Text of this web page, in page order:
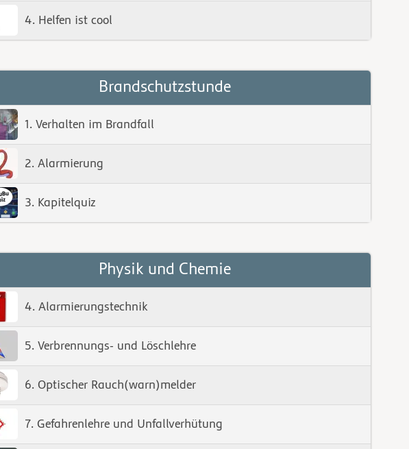
4. Helfen ist cool
Brandschutzstunde
1. Verhalten im Brandfall
2. Alarmierung
3. Kapitelquiz
Physik und Chemie
4. Alarmierungstechnik
5. Verbrennungs- und Löschlehre
6. Optischer Rauch(warn)melder
7. Gefahrenlehre und Unfallverhütung